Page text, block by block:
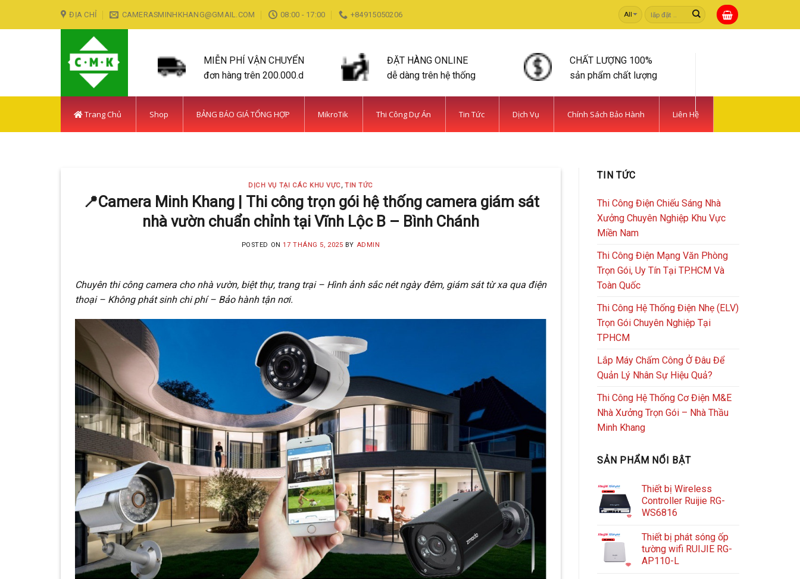
ĐỊA CHỈ CAMERASMINHKHANG@GMAIL.COM 08:00 - 17:00 +84915050206
Tìm
kiếm:
MIỄN PHÍ VẬN CHUYỂN
đơn hàng trên 200.000.d
ĐẶT HÀNG ONLINE
dễ dàng trên hệ thống
CHẤT LƯỢNG 100%
sản phẩm chất lượng
Trang Chủ Shop BẢNG BÁO GIÁ TỔNG HỢP MikroTik Thi Công Dự Án Tin Tức Dịch Vụ Chính Sách Bảo Hành Liên Hệ
DỊCH VỤ TẠI CÁC KHU VỰC TIN TỨC
LẮP ĐẶT CAMERA HUYỆN BÌNH CHÁNH SIÊU AN NINH VÀ SIÊU TIẾT KIỆM | CAMERA
Với hơn 5 năm kinh nghiệm, Camera Minh Khang là đơn vị hàng đầu trong [...]
CONTINUE READING →
DỊCH VỤ TẠI CÁC KHU VỰC,TIN TỨC
📍Camera Minh Khang | Thi công trọn gói hệ thống camera giám sát
nhà vườn chuẩn chỉnh tại Vĩnh Lộc B – Bình Chánh
POSTED ON17 THÁNG 5, 2025 BY ADMIN
Chuyên thi công camera cho nhà vườn, biệt thự, trang trại – Hình ảnh sắc nét ngày đêm, giám sát từ xa qua điện
thoại – Không phát sinh chi phí – Bảo hành tận nơi.
TIN TỨC
Thi Công Điện Chiếu Sáng Nhà
Xưởng Chuyên Nghiệp Khu Vực
Miền Nam
Thi Công Điện Mạng Văn Phòng
Trọn Gói, Uy Tín Tại TP.HCM Và
Toàn Quốc
Thi Công Hệ Thống Điện Nhẹ (ELV)
Trọn Gói Chuyên Nghiệp Tại
TPHCM
Lắp Máy Chấm Công Ở Đâu Để
Quản Lý Nhân Sự Hiệu Quả?
Thi Công Hệ Thống Cơ Điện M&E
Nhà Xưởng Trọn Gói – Nhà Thầu
Minh Khang
SẢN PHẨM NỔI BẬT
Thiết bị Wireless
Controller Ruijie RG-
WS6816
Thiết bị phát sóng ốp
tường wifi RUIJIE RG-
AP110-L